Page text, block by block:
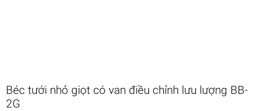
Béc tưới nhỏ giọt có van điều chỉnh lưu lượng BB-
2G